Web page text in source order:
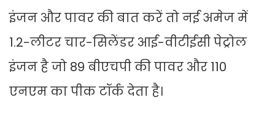
इंजन और पावर की बात करें तो नई अमेज में
1.2-लीटर चार-सिलेंडर आई-वीटीईसी पेट्रोल
इंजन है जो 89 बीएचपी की पावर और 110
एनएम का पीक टॉर्क देता है।